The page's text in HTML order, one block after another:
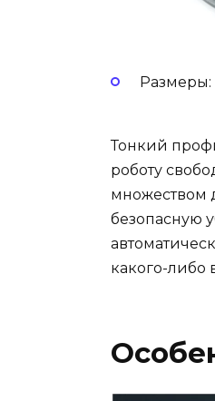
Размеры:
Тонкий
роботу
множеством
безопасную
какого-либо